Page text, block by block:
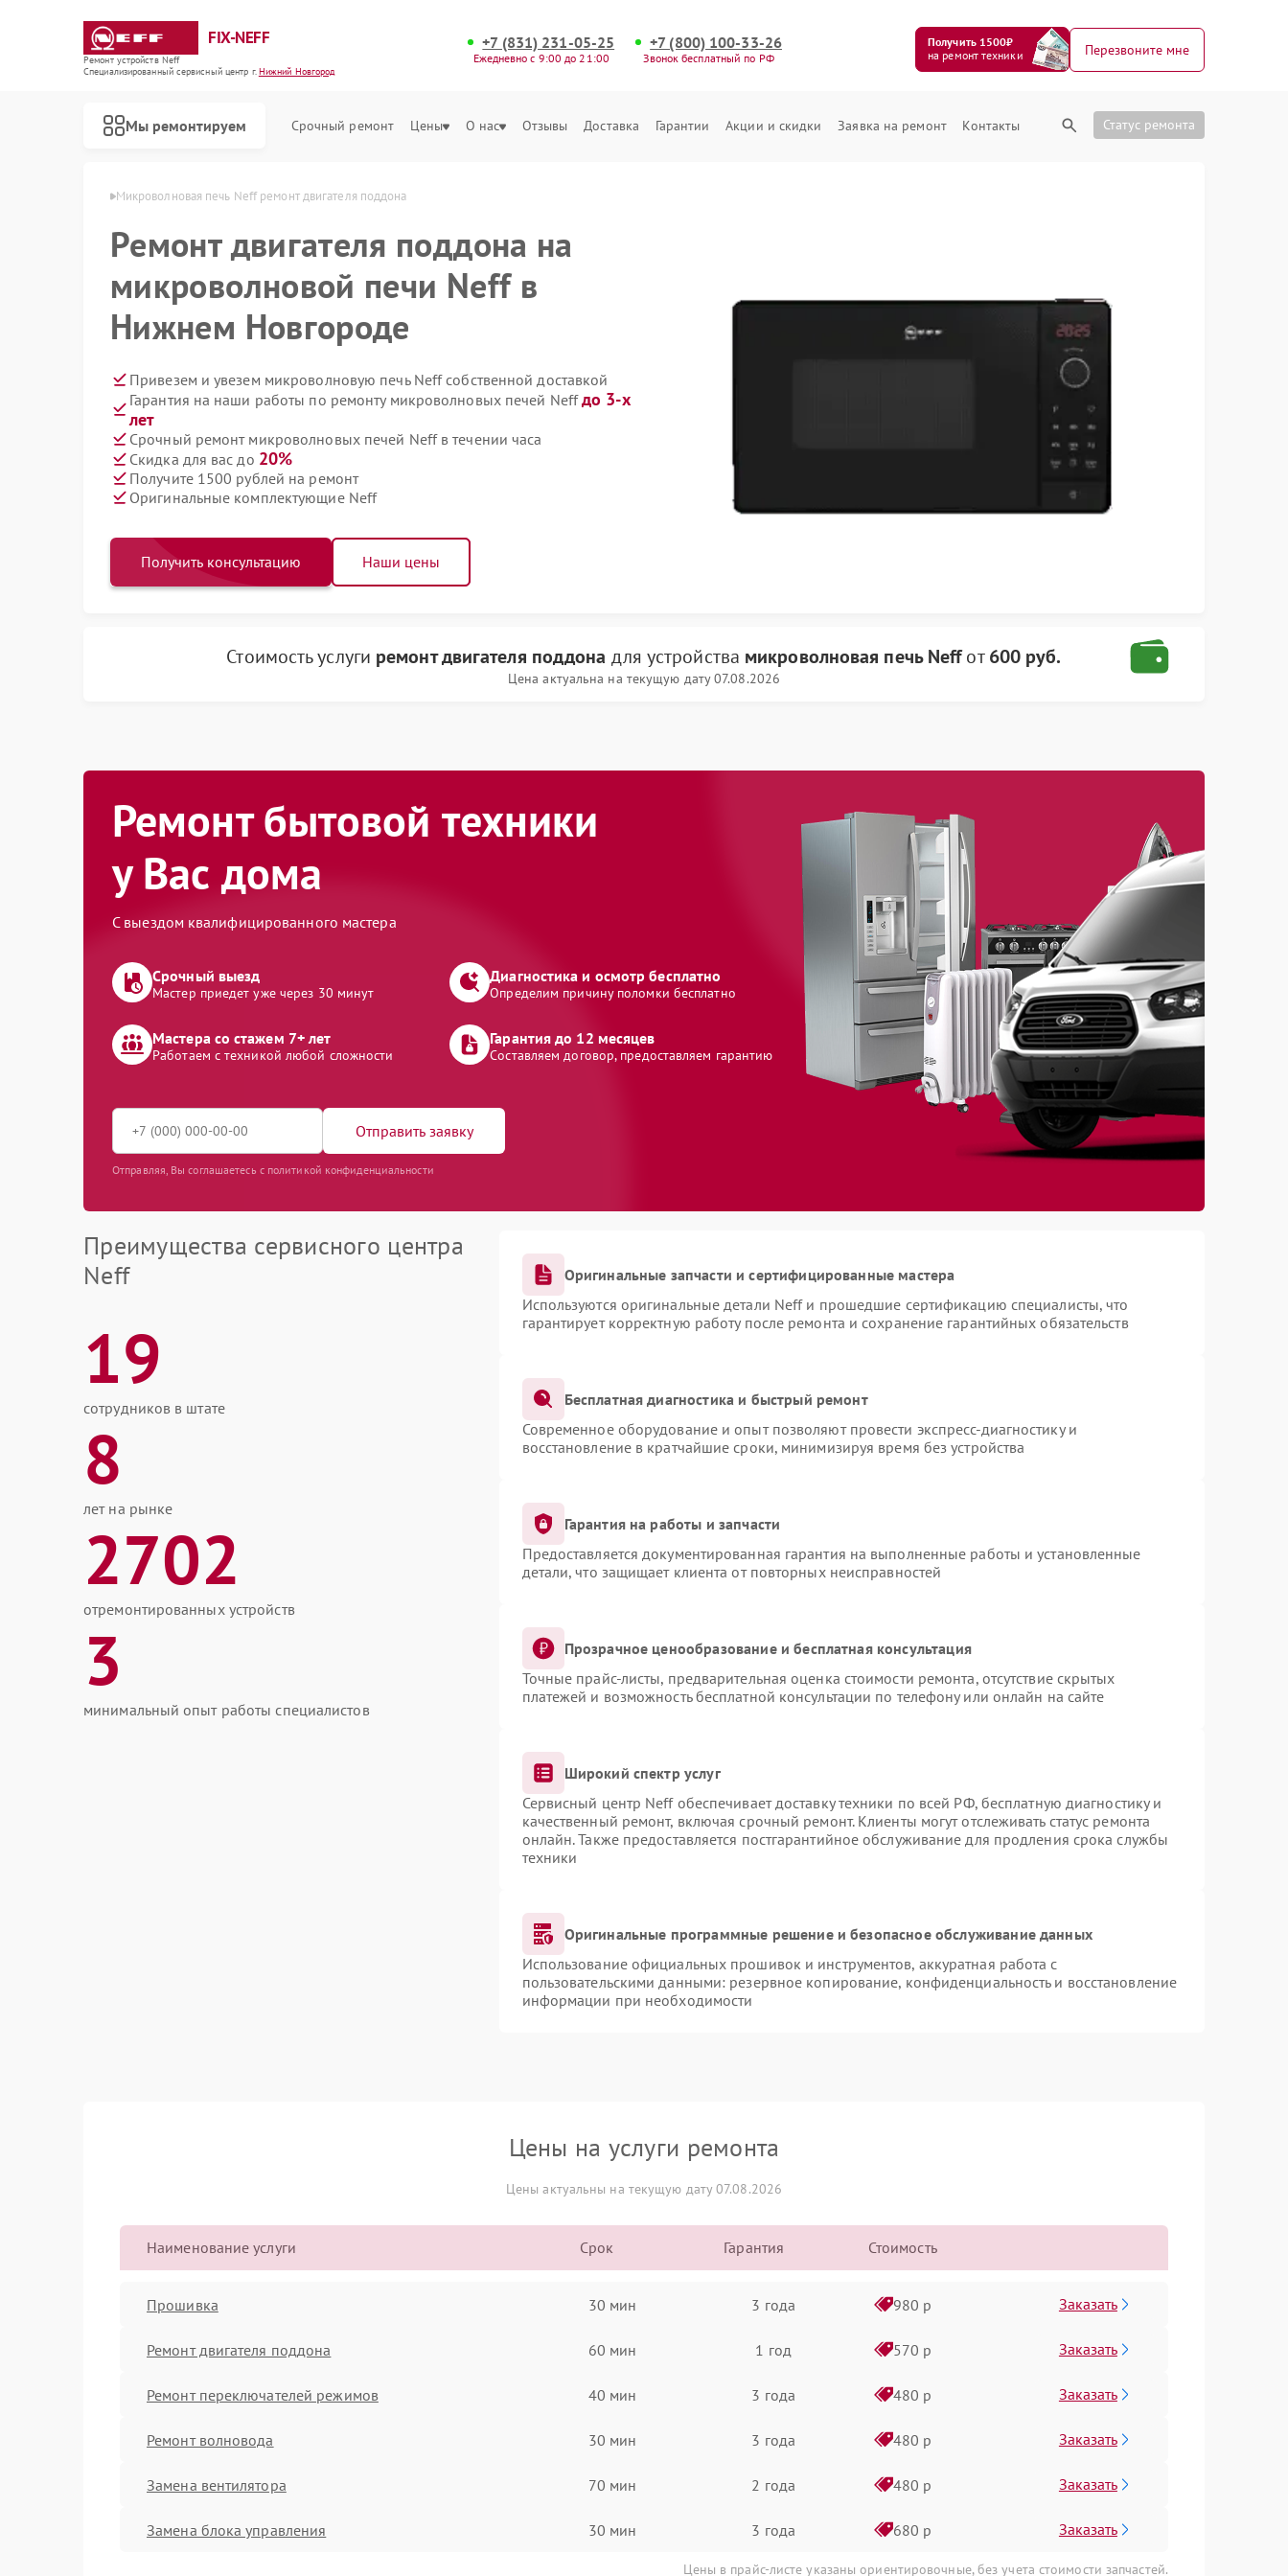
FIX-NEFF
Ремонт устройств Neff
Специализированный cервисный центр г.Нижний Новгород
+7 (831) 231-05-25
Ежедневно с 9:00 до 21:00
+7 (800) 100-33-26
Звонок бесплатный по РФ
Получить 1500₽
на ремонт техники
Перезвоните мне
Мы ремонтируем Срочный ремонт Цены О нас Отзывы Доставка Гарантии Акции и скидки Заявка на ремонт Контакты Статус ремонта
Микроволновая печь Neff ремонт двигателя поддона
Ремонт двигателя поддона на
микроволновой печи Neff в
Нижнем Новгороде
Привезем и увезем микроволновую печь Neff собственной доставкой
Гарантия на наши работы по ремонту микроволновых печей Neffдо 3-х
лет
Срочный ремонт микроволновых печей Neff в течении часа
Скидка для вас до 20%
Получите 1500 рублей на ремонт
Оригинальные комплектующие Neff
Получить консультацию Наши цены
Стоимость услуги ремонт двигателя поддона для устройства микроволновая печь Neffот600 руб.
Цена актуальна на текущую дату 07.08.2026
Ремонт бытовой техники
у Вас дома
С выездом квалифицированного мастера
Срочный выезд
Мастер приедет уже через 30 минут
Диагностика и осмотр бесплатно
Определим причину поломки бесплатно
Мастера со стажем 7+ лет
Работаем с техникой любой сложности
Гарантия до 12 месяцев
Составляем договор, предоставляем гарантию
Отправить заявку
Отправляя, Вы соглашаетесь с политикой конфиденциальности
Преимущества сервисного центра
Neff
19
сотрудников в штате
8
лет на рынке
2702
отремонтированных устройств
3
минимальный опыт работы специалистов
Оригинальные запчасти и сертифицированные мастера
Используются оригинальные детали Neff и прошедшие сертификацию специалисты, что
гарантирует корректную работу после ремонта и сохранение гарантийных обязательств
Бесплатная диагностика и быстрый ремонт
Современное оборудование и опыт позволяют провести экспресс-диагностику и
восстановление в кратчайшие сроки, минимизируя время без устройства
Гарантия на работы и запчасти
Предоставляется документированная гарантия на выполненные работы и установленные
детали, что защищает клиента от повторных неисправностей
Прозрачное ценообразование и бесплатная консультация
Точные прайс-листы, предварительная оценка стоимости ремонта, отсутствие скрытых
платежей и возможность бесплатной консультации по телефону или онлайн на сайте
Широкий спектр услуг
Сервисный центр Neff обеспечивает доставку техники по всей РФ, бесплатную диагностику и
качественный ремонт, включая срочный ремонт. Клиенты могут отслеживать статус ремонта
онлайн. Также предоставляется постгарантийное обслуживание для продления срока службы
техники
Оригинальные программные решение и безопасное обслуживание данных
Использование официальных прошивок и инструментов, аккуратная работа с
пользовательскими данными: резервное копирование, конфиденциальность и восстановление
информации при необходимости
Цены на услуги ремонта
Цены актуальны на текущую дату 07.08.2026
Наименование услуги Срок Гарантия Стоимость
Прошивка 30 мин 3 года 980 р Заказать
Ремонт двигателя поддона 60 мин 1 год 570 р Заказать
Ремонт переключателей режимов 40 мин 3 года 480 р Заказать
Ремонт волновода 30 мин 3 года 480 р Заказать
Замена вентилятора 70 мин 2 года 480 р Заказать
Замена блока управления 30 мин 3 года 680 р Заказать
Цены в прайс-листе указаны ориентировочные, без учета стоимости запчастей.